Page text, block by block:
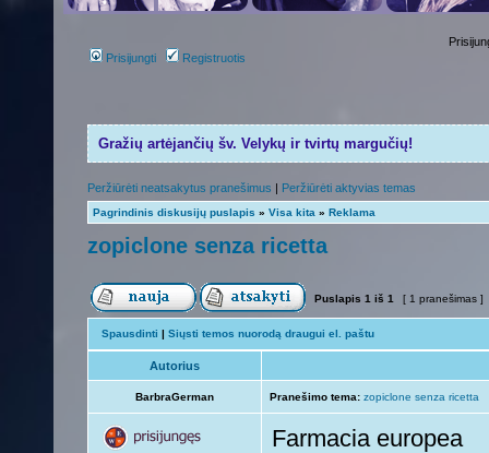
Prisijungti Registruotis
Gražių artėjančių šv. Velykų ir tvirtų margučių!
Peržiūrėti neatsakytus pranešimus | Peržiūrėti aktyvias temas
Pagrindinis diskusijų puslapis » Visa kita » Reklama
zopiclone senza ricetta
Puslapis 1 iš 1 [ 1 pranešimas ]
Spausdinti | Siųsti temos nuorodą draugui el. paštu
Autorius
BarbraGerman Pranešimo tema: zopiclone senza ricetta
Farmacia europea